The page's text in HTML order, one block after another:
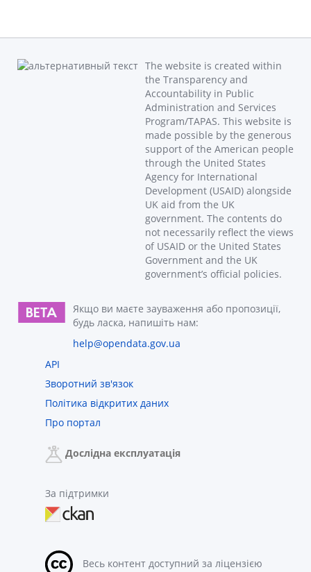
The website is created within
the Transparency and
Accountability in Public
Administration and Services
Program/TAPAS. This website is
made possible by the generous
support of the American people
through the United States
Agency for International
Development (USAID) alongside
UK aid from the UK
government. The contents do
not necessarily reflect the views
of USAID or the United States
Government and the UK
government’s official policies.
Якщо ви маєте зауваження або пропозиції,
будь ласка, напишіть нам:
help@opendata.gov.ua
API
Зворотний зв'язок
Політика відкритих даних
Про портал
Дослідна експлуатація
За підтримки
Весь контент доступний за ліцензією